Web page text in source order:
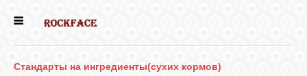
Стандарты на ингредиенты(сухих кормов)